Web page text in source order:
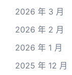
2026 年 3 月
2026 年 2 月
2026 年 1 月
2025 年 12 月